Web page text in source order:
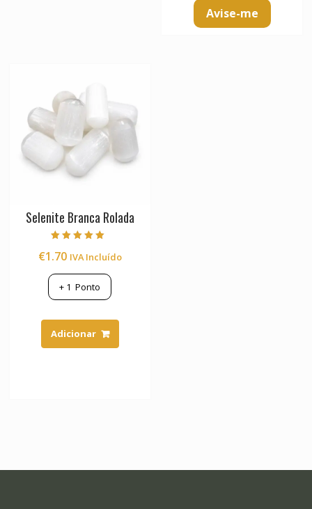
Avise-me
Selenite Branca Rolada
5.00
€1.70 IVA Incluído
+ 1 Ponto
Adicionar